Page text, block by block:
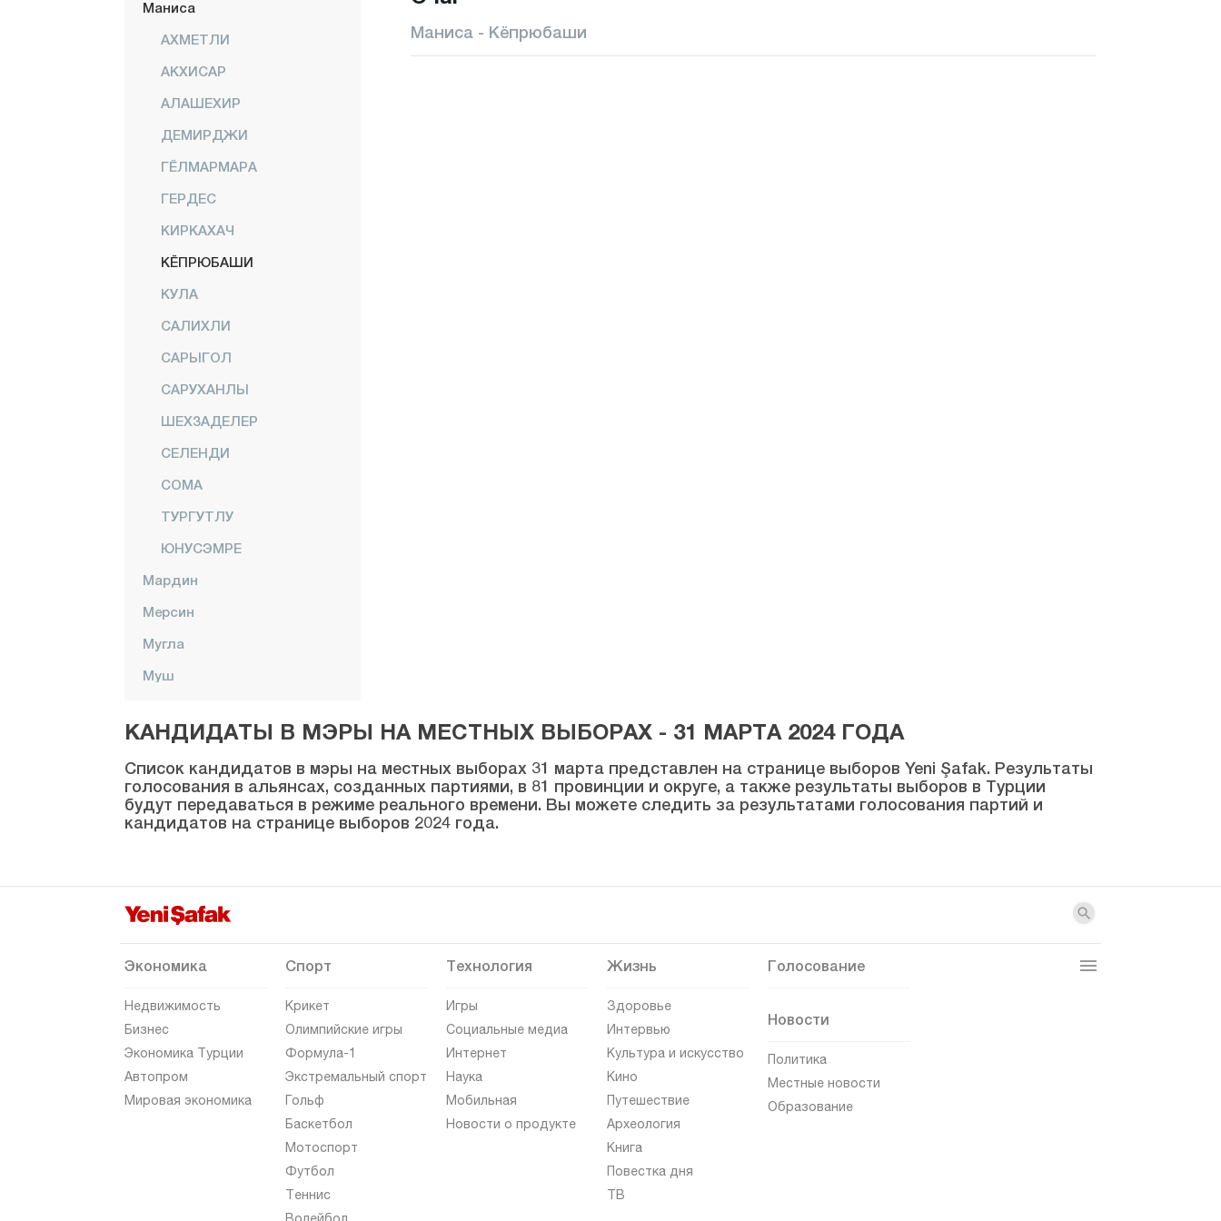
Маниса
АХМЕТЛИ
АКХИСАР
АЛАШЕХИР
ДЕМИРДЖИ
ГЁЛМАРМАРА
ГЕРДЕС
КИРКАХАЧ
КЁПРЮБАШИ
КУЛА
САЛИХЛИ
САРЫГОЛ
САРУХАНЛЫ
ШЕХЗАДЕЛЕР
СЕЛЕНДИ
СОМА
ТУРГУТЛУ
ЮНУСЭМРЕ
Мардин
Мерсин
Мугла
Муш
Нигде
Орду
Османие
Ризе
Шанлыурфа
Сиирт
Шырнак
Сивас
Текирдаг
Маниса - Кёпрюбаши
КАНДИДАТЫ В МЭРЫ НА МЕСТНЫХ ВЫБОРАХ - 31 МАРТА 2024 ГОДА
Список кандидатов в мэры на местных выборах 31 марта представлен на странице выборов Yeni Şafak. Результаты
голосования в альянсах, созданных партиями, в 81 провинции и округе, а также результаты выборов в Турции
будут передаваться в режиме реального времени. Вы можете следить за результатами голосования партий и
кандидатов на странице выборов 2024 года.
Экономика
Недвижимость
Бизнес
Экономика Турции
Автопром
Мировая экономика
Спорт
Крикет
Олимпийские игры
Формула-1
Экстремальный спорт
Гольф
Баскетбол
Мотоспорт
Футбол
Теннис
Технология
Игры
Социальные медиа
Интернет
Наука
Мобильная
Новости о продукте
Жизнь
Здоровье
Интервью
Культура и искусство
Кино
Путешествие
Археология
Книга
Повестка дня
ТВ
Голосование
Новости
Политика
Местные новости
Образование